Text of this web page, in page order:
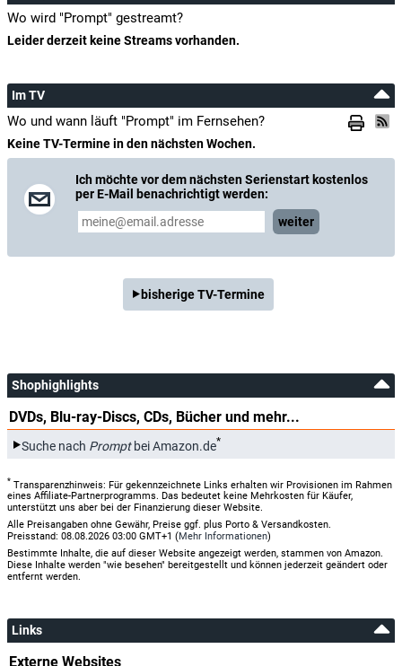
Wo wird "Prompt" gestreamt?
Leider derzeit keine Streams vorhanden.
Im TV
Wo und wann läuft "Prompt" im Fernsehen?
Keine TV-Termine in den nächsten Wochen.
Ich möchte vor dem nächsten Serienstart kostenlos
per E-Mail benachrichtigt werden:
weiter
bisherige TV-Termine
Shophighlights
DVDs, Blu-ray-Discs, CDs, Bücher und mehr...
Suche nach Promptbei Amazon.de*
* Transparenzhinweis: Für gekennzeichnete Links erhalten wir Provisionen im Rahmen
eines Affiliate-Partnerprogramms. Das bedeutet keine Mehrkosten für Käufer,
unterstützt uns aber bei der Finanzierung dieser Website.
Alle Preisangaben ohne Gewähr, Preise ggf. plus Porto & Versandkosten.
Preisstand: 08.08.2026 03:00 GMT+1 (Mehr Informationen)
Bestimmte Inhalte, die auf dieser Website angezeigt werden, stammen von Amazon.
Diese Inhalte werden "wie besehen" bereitgestellt und können jederzeit geändert oder
entfernt werden.
Links
Externe Websites